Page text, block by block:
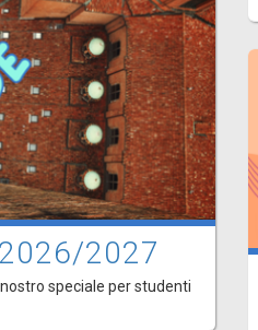
2027
speciale per studenti